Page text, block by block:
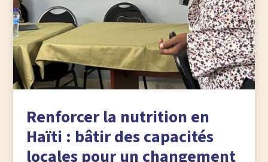
Renforcer la nutrition en
Haïti : bâtir des capacités
locales pour un changement